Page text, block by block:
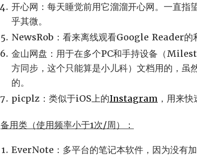
开心网：每天睡觉前用它溜溜开心网。一直指
乎其微。
NewsRob：看来离线观看Google Reader的
金山网盘：用于在多个PC和手持设备（
方同步，这个只能算是小儿科）文档用的，虽
的。
picplz：类似于iOS上的Instagram ，用来
备用类（使用频率小于1次/周）：
EverNote：多平台的笔记本软件，因为没有